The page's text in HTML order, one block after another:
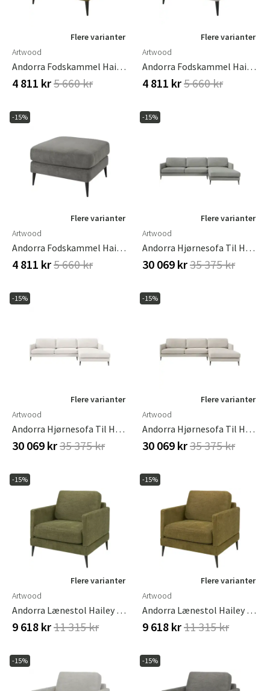
Flere varianter
Artwood
Andorra Fodskammel Hailey Curry
4 811 kr5 660 kr
Flere varianter
Artwood
Andorra Fodskammel Hailey Shell
4 811 kr5 660 kr
-15%
Flere varianter
Artwood
Andorra Fodskammel Hailey Taupe
4 811 kr5 660 kr
-15%
Flere varianter
Artwood
Andorra Hjørnesofa Til Højre Fares Grey
30 069 kr35 375 kr
-15%
Flere varianter
Artwood
Andorra Hjørnesofa Til Højre Fares Natural
30 069 kr35 375 kr
-15%
Flere varianter
Artwood
Andorra Hjørnesofa Til Højre Fares Sand
30 069 kr35 375 kr
-15%
Flere varianter
Artwood
Andorra Lænestol Hailey Army
9 618 kr11 315 kr
-15%
Flere varianter
Artwood
Andorra Lænestol Hailey Curry
9 618 kr11 315 kr
-15% -15%